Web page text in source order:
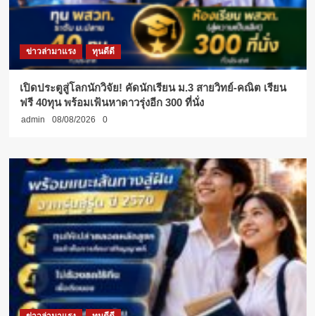
ข่าวล่ามาแรง ทุนดีดี
เปิดประตูสู่โลกนักวิจัย! คัดนักเรียน ม.3 สายวิทย์-คณิต เรียน
ฟรี 40ทุน พร้อมเฟ้นหาดาวรุ่งอีก 300 ที่นั่ง
admin 08/08/2026 0